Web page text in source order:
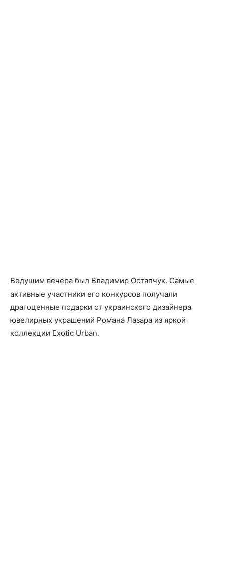
Ведущим вечера был Владимир Остапчук. Самые
активные участники его конкурсов получали
драгоценные подарки от украинского дизайнера
ювелирных украшений Романа Лазара из яркой
коллекции Exotic Urban.